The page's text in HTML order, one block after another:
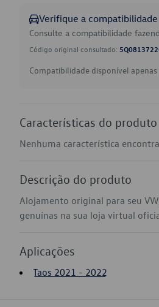
Verifique a compatibilidade
Consulte a compatibilidade
Código original consultado:
Compatibilidade disponível
Características do produto
Nenhuma característica
Descrição do produto
Alojamento original para seu
genuínas na sua loja virtual
Aplicações
Taos 2021 - 2022